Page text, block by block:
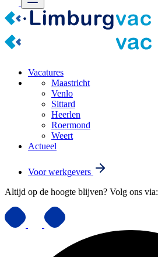
Vacatures
Maastricht
Venlo
Sittard
Heerlen
Roermond
Weert
Actueel
Voor werkgevers
Altijd op de hoogte blijven? Volg ons via: